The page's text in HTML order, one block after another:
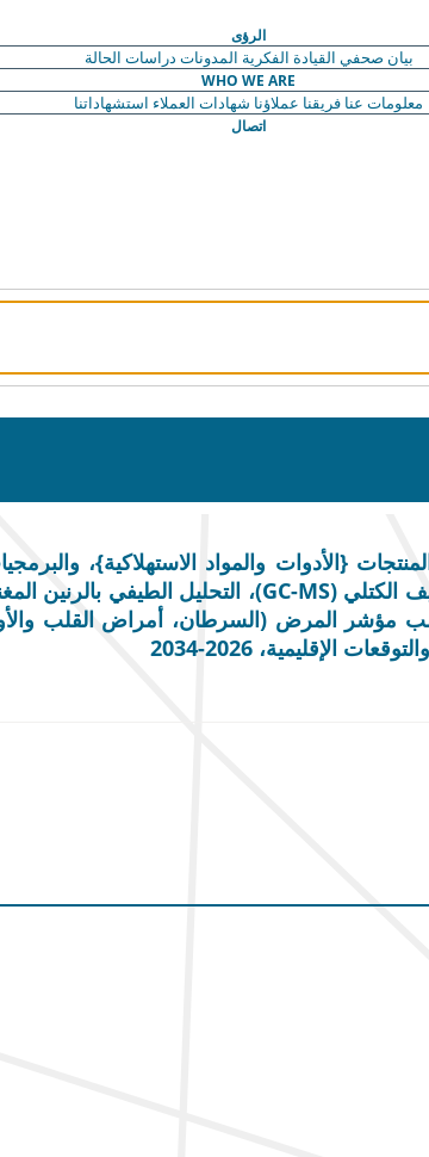
الرؤى
بيان صحفي القيادة الفكرية المدونات دراسات الحالة
WHO WE ARE
معلومات عنا فريقنا عملاؤنا شهادات العملاء استشهاداتنا
اتصال
{الأدوات والمواد الاستهلاكية}،
مؤشر المرض (السرطان، أمراض القلب